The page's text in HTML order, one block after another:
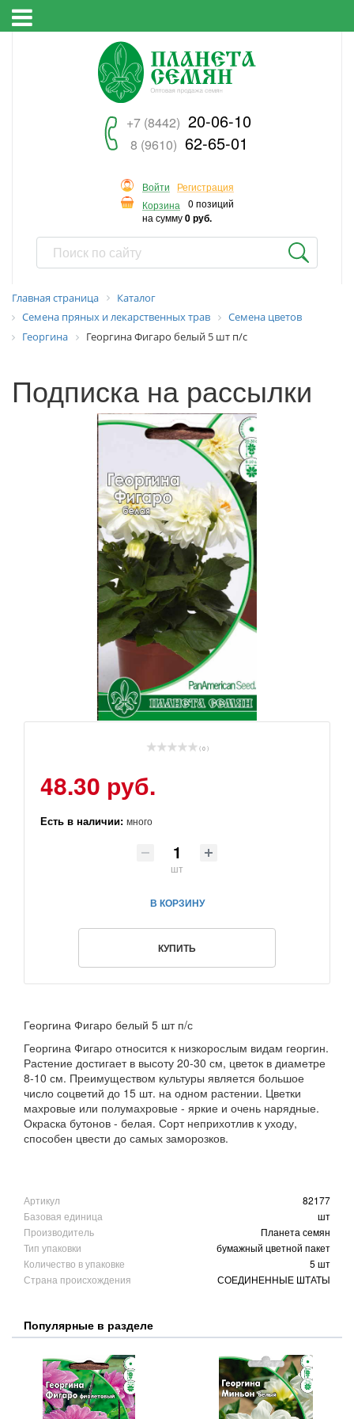
+7 (8442) 20-06-10
8 (9610) 62-65-01
Войти
Регистрация
Корзина
0 позиций
на сумму0 руб.
Главная страница
Каталог
Семена пряных и лекарственных трав
Семена цветов
Георгина
Георгина Фигаро белый 5 шт п/с
Подписка на рассылки
( 0 )
48.30 руб.
Есть в наличии: много
шт
В КОРЗИНУ
КУПИТЬ
Георгина Фигаро белый 5 шт п/с
Георгина Фигаро относится к низкорослым видам георгин.
Растение достигает в высоту 20-30 см, цветок в диаметре
8-10 см. Преимуществом культуры является большое
число соцветий до 15 шт. на одном растении. Цветки
махровые или полумахровые - яркие и очень нарядные.
Окраска бутонов - белая. Сорт неприхотлив к уходу,
способен цвести до самых заморозков.
Артикул
82177
Базовая единица
шт
Производитель
Планета семян
Тип упаковки
бумажный цветной пакет
Количество в упаковке
5 шт
Страна происхождения
СОЕДИНЕННЫЕ ШТАТЫ
Популярные в разделе